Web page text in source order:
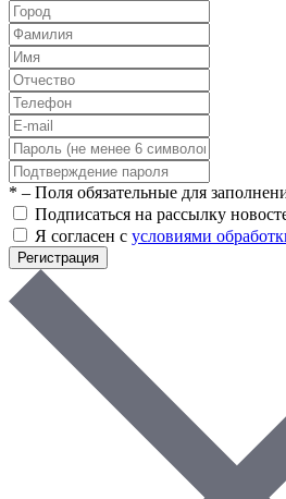
* – Поля обязательные для
Подписаться на рассылку
Я согласен с условиями